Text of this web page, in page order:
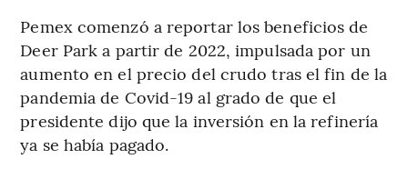
Pemex comenzó a reportar los beneficios de
Deer Park a partir de 2022, impulsada por un
aumento en el precio del crudo tras el fin de la
pandemia de Covid-19 al grado de que el
presidente dijo que la inversión en la refinería
ya se había pagado.